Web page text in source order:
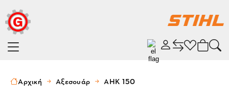
Αρχική Αξεσουάρ ΑΗΚ 150